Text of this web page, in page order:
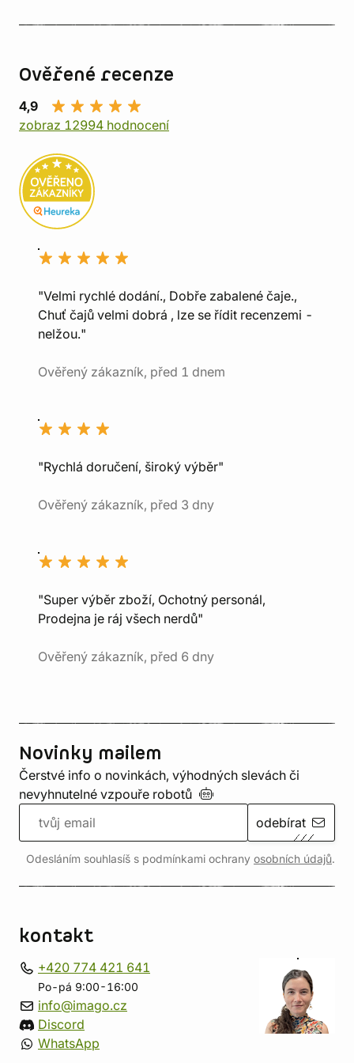
Ověřené recenze
4,9
zobraz 12994 hodnocení
"Velmi rychlé dodání., Dobře zabalené čaje.,
Chuť čajů velmi dobrá , lze se řídit recenzemi -
nelžou."
Ověřený zákazník, před 1 dnem
"Rychlá doručení, široký výběr"
Ověřený zákazník, před 3 dny
"Super výběr zboží, Ochotný personál,
Prodejna je ráj všech nerdů"
Ověřený zákazník, před 6 dny
Novinky mailem
Čerstvé info o novinkách, výhodných slevách či
nevyhnutelné vzpouře robotů
odebírat
Odesláním souhlasíš s podmínkami ochrany osobních údajů.
kontakt
+420 774 421 641
Po-pá 9:00-16:00
info@imago.cz
Discord
WhatsApp